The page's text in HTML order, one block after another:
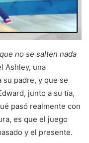
no se salten nada
Ashley, una
su padre, y que se
junto a su tía,
pasó realmente con
es que el juego
y el presente.